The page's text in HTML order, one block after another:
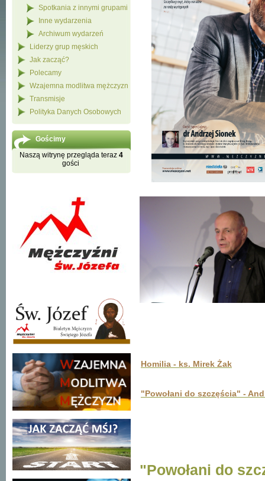
Spotkania z innymi grupami
Inne wydarzenia
Archiwum wydarzeń
Liderzy grup męskich
Jak zacząć?
Polecamy
Wzajemna modlitwa mężczyzn
Transmisje
Polityka Danych Osobowych
Gościmy
Naszą witrynę przegląda teraz 4
gości
Homilia - ks. Mirek Żak
"Powołani do szczęścia" -
"Powołani do